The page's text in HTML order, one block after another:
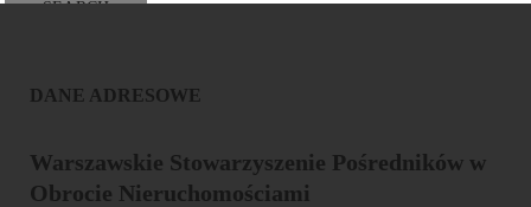
DANE ADRESOWE
Warszawskie Stowarzyszenie Pośredników w
Obrocie Nieruchomościami